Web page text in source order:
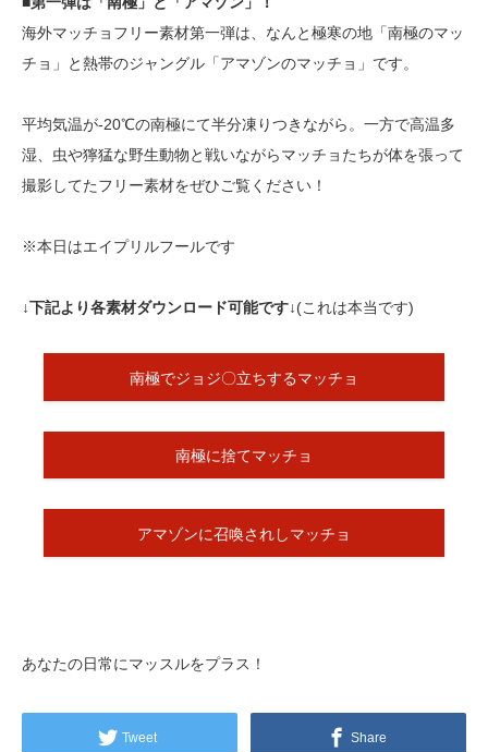
海外マッチョフリー素材第一弾は、なんと極寒の地「南極のマッ
チョ」と熱帯のジャングル「アマゾンのマッチョ」です。
平均気温が-20℃の南極にて半分凍りつきながら。一方で高温多
湿、虫や獰猛な野生動物と戦いながらマッチョたちが体を張って
撮影してたフリー素材をぜひご覧ください！
※本日はエイプリルフールです
↓下記より各素材ダウンロード可能です↓(これは本当です)
南極でジョジ〇立ちするマッチョ
南極に捨てマッチョ
アマゾンに召喚されしマッチョ
あなたの日常にマッスルをプラス！
Tweet Share